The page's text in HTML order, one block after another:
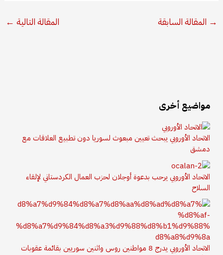
→ المقالة السابقة المقالة التالية ←
مواضيع أخرى
الاتحاد الأوروبي يبحث تعيين مبعوث لسوريا دون تطبيع العلاقات مع
دمشق
الاتحاد الأوروبي يرحب بدعوة أوجلان لحزب العمال الكردستاني لإلقاء
السلاح
الاتحاد الأوروبي يدرج 8 مواطنين روس واثنين سوريين بقائمة عقوبات